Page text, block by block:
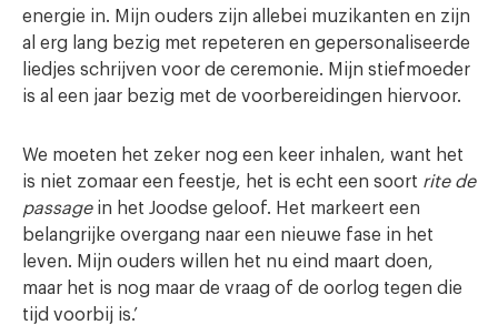
energie in. Mijn ouders zijn allebei muzikanten en zijn
al erg lang bezig met repeteren en gepersonaliseerde
liedjes schrijven voor de ceremonie. Mijn stiefmoeder
is al een jaar bezig met de voorbereidingen hiervoor.
We moeten het zeker nog een keer inhalen, want het
is niet zomaar een feestje, het is echt een soort rite de
passagein het Joodse geloof. Het markeert een
belangrijke overgang naar een nieuwe fase in het
leven. Mijn ouders willen het nu eind maart doen,
maar het is nog maar de vraag of de oorlog tegen die
tijd voorbij is.’